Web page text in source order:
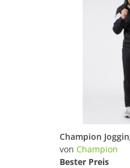
von Champion
Bester Preis